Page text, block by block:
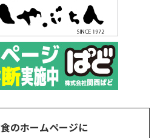
のホームページに